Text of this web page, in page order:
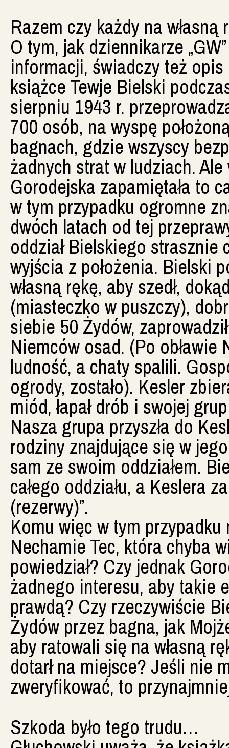
Razem czy każdy na własną
O tym, jak dziennikarze
informacji, świadczy też
książce Tewje Bielski
sierpniu 1943 r.
700 osób, na wyspę
bagnach, gdzie wszyscy
żadnych strat w ludziach.
Gorodejska zapamiętała to
w tym przypadku ogromne
dwóch latach od tej
oddział Bielskiego strasznie
wyjścia z położenia. Bielski
własną rękę, aby szedł,
(miasteczko w puszczy),
siebie 50 Żydów,
Niemców osad. (Po
ludność, a chaty spalili.
ogrody, zostało). Kesler
miód, łapał drób i swojej
Nasza grupa przyszła do
rodziny znajdujące się w
sam ze swoim oddziałem.
całego oddziału, a Keslera
(rezerwy)”.
Komu więc w tym
Nechamie Tec, która chyba
powiedział? Czy jednak
żadnego interesu, aby takie
prawdą? Czy rzeczywiście
Żydów przez bagna, jak
aby ratowali się na własną
dotarł na miejsce? Jeśli nie
zweryfikować, to
Szkoda było tego trudu…